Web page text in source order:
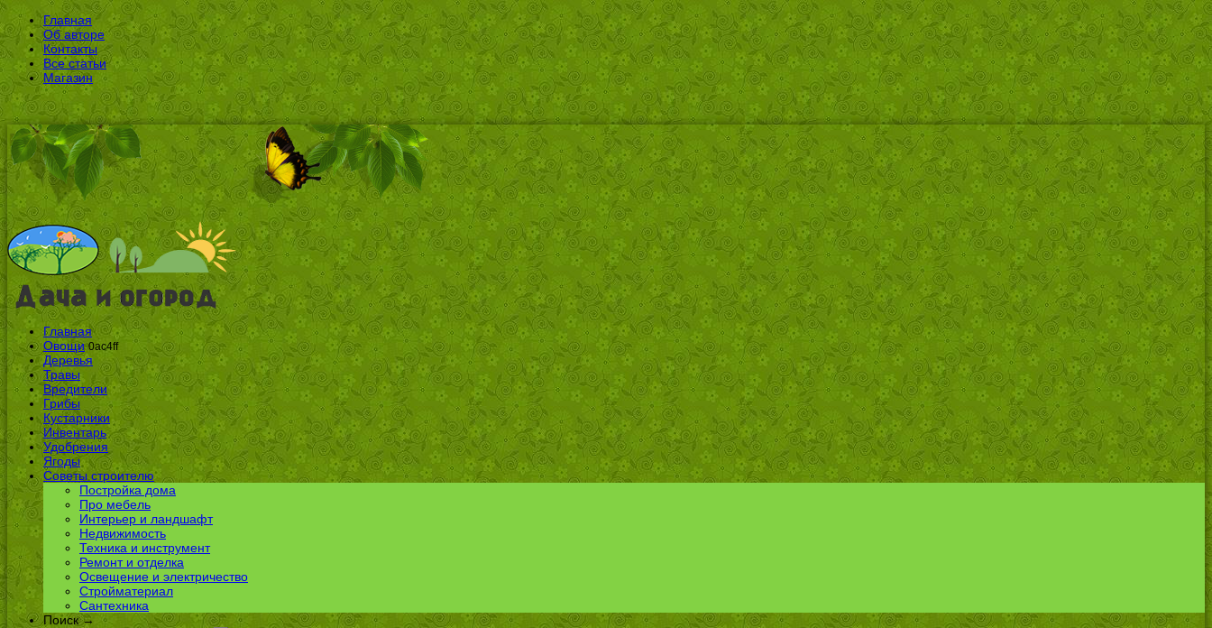
Главная
Об авторе
Контакты
Все статьи
Магазин
Главная
Овощи 0ac4ff
Деревья
Травы
Вредители
Грибы
Кустарники
Инвентарь
Удобрения
Ягоды
Советы строителю
Постройка дома
Про мебель
Интерьер и ландшафт
Недвижимость
Техника и инструмент
Ремонт и отделка
Освещение и электричество
Стройматериал
Сантехника
Поиск →